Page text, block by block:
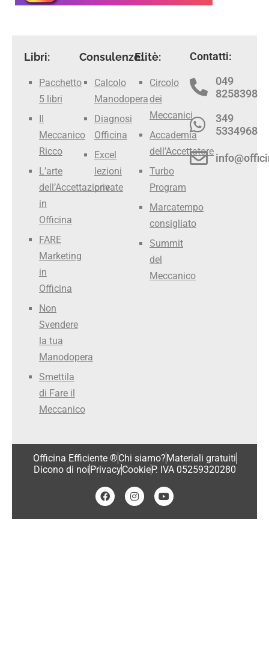
Libri:
Pacchetto
5 libri
Il
Meccanico
Ricco
L’arte
dell’Accettazione
in
Officina
FARE
Marketing
in
Officina
Non
Svendere
la tua
Manodopera
Smettila
di Fare il
Meccanico
Consulenze:
Calcolo
Manodopera
Diagnosi
Officina
Excel
lezioni
private
Elitè:
Circolo
dei
Meccanici
Accademia
dell’Accettatore
Turbo
Program
Marcatempo
consigliato
Summit
del
Meccanico
Contatti:
049
8258398
349
5334968
Officina Efficiente ®Chi siamo?Materiali gratuiti
Dicono di noiPrivacyCookieP. IVA 05259320280